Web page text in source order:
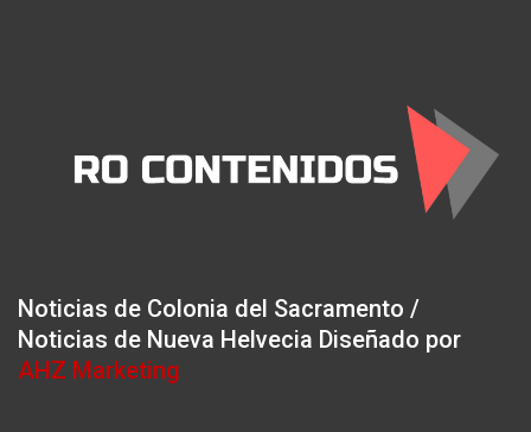
Noticias de Colonia del Sacramento /
Noticias de Nueva Helvecia Diseñado por
AHZ Marketing